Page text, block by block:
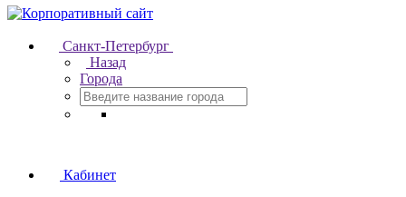
Санкт-Петербург
Назад
Города
Кабинет